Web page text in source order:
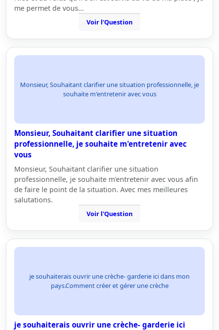
me permet de vous…
Voir l'Question
Monsieur, Souhaitant clarifier une situation professionnelle, je
souhaite m'entretenir avec vous
Monsieur, Souhaitant clarifier une situation
professionnelle, je souhaite m'entretenir avec
vous
Monsieur, Souhaitant clarifier une situation
professionnelle, je souhaite m'entretenir avec vous afin
de faire le point de la situation. Avec mes meilleures
salutations.
Voir l'Question
je souhaiterais ouvrir une crèche- garderie ici dans mon
pays.Comment créer et gérer une crèche
je souhaiterais ouvrir une crèche- garderie ici